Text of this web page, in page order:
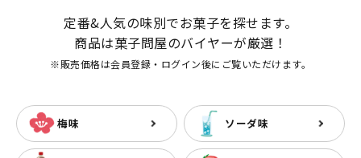
定番&人気の味別でお菓子を探せます。
商品は菓子問屋のバイヤーが厳選！
※販売価格は会員登録・ログイン後にご覧いただけます。
梅味 ソーダ味